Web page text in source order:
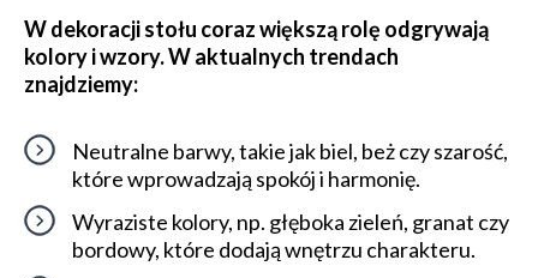
W dekoracji stołu coraz większą rolę odgrywają
kolory i wzory. W aktualnych trendach
znajdziemy:
Neutralne barwy, takie jak biel, beż czy szarość,
które wprowadzają spokój i harmonię.
Wyraziste kolory, np. głęboka zieleń, granat czy
bordowy, które dodają wnętrzu charakteru.